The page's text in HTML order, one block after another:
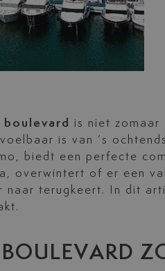
is niet zomaar
is van ’s
biedt een perfecte
overwintert of er een
terugkeert. In dit